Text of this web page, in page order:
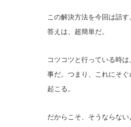
この解決方法を今回は話す
答えは、超簡単だ。
コツコツと行っている時
事だ。つまり、これにそ
起こる。
だからこそ、そうならな